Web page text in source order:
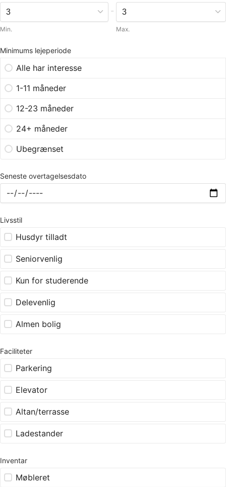
Min.
-
Max.
Minimums lejeperiode
Alle har interesse
1-11 måneder
12-23 måneder
24+ måneder
Ubegrænset
Seneste overtagelsesdato
Livsstil
Husdyr tilladt
Seniorvenlig
Kun for studerende
Delevenlig
Almen bolig
Faciliteter
Parkering
Elevator
Altan/terrasse
Ladestander
Inventar
Møbleret